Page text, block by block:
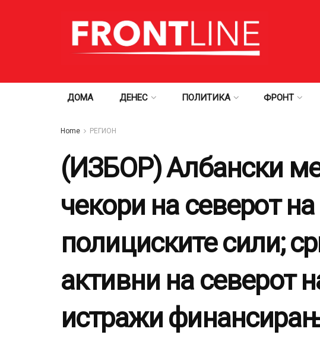
ДОМА ДЕНЕС ПОЛИТИКА ФРОНТ
Home РЕГИОН
(ИЗБОР) Албански
чекори на северот
полициските сили;
активни на северот
истражи